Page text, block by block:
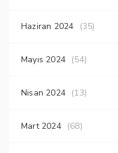
Haziran 2024 (35)
Mayıs 2024 (54)
Nisan 2024 (13)
Mart 2024 (68)